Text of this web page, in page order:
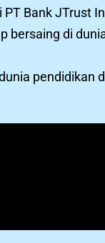
Bank JTrust
bersaing di